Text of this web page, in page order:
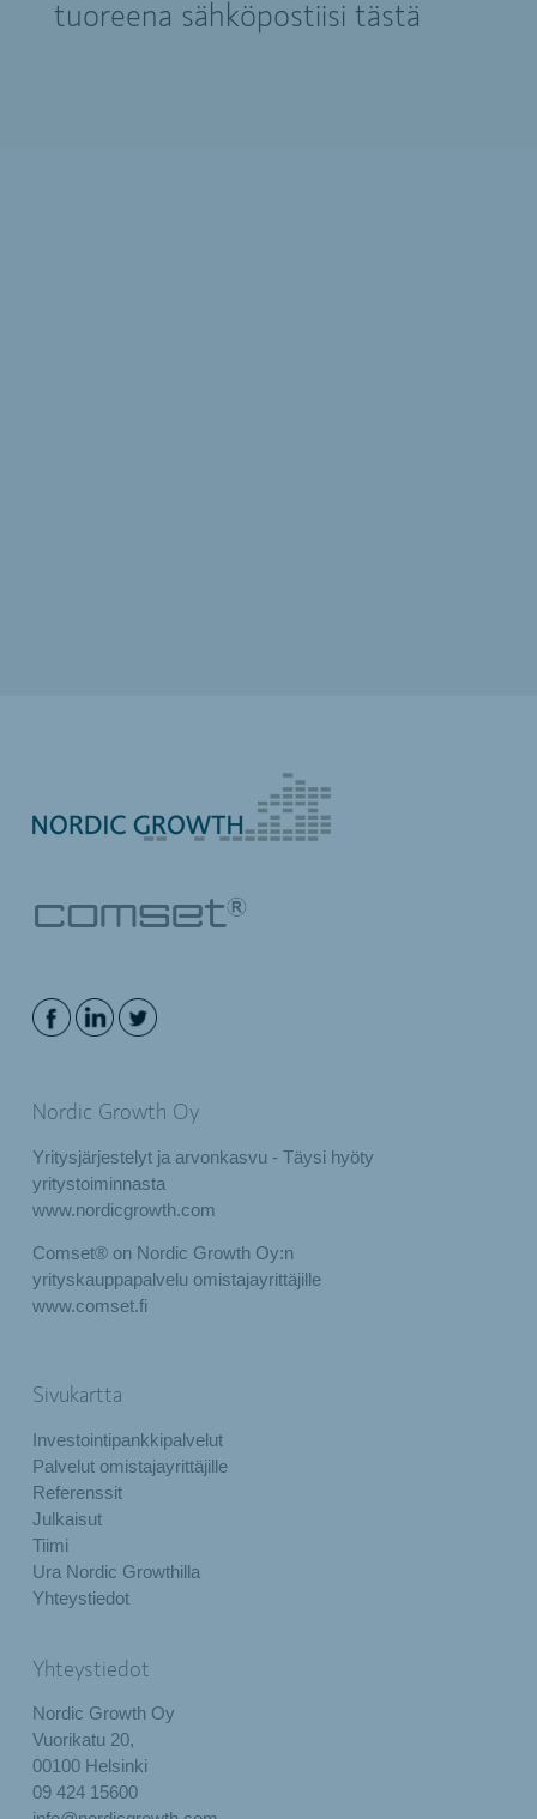
tuoreena sähköpostiisi tästä
Nordic Growth Oy
Yritysjärjestelyt ja arvonkasvu - Täysi hyöty
yritystoiminnasta
www.nordicgrowth.com
Comset® on Nordic Growth Oy:n
yrityskauppapalvelu omistajayrittäjille
www.comset.fi
Sivukartta
Investointipankkipalvelut
Palvelut omistajayrittäjille
Referenssit
Julkaisut
Tiimi
Ura Nordic Growthilla
Yhteystiedot
Yhteystiedot
Nordic Growth Oy
Vuorikatu 20,
00100 Helsinki
09 424 15600